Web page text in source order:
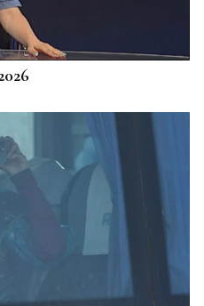
y una ambulancia
de ellos es evacuado en